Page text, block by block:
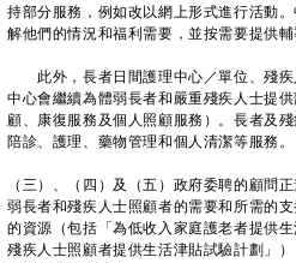
持部分服務，例如改以網上形式進行活動
解他們的情況和福利需要，並按需要提供輔
此外，長者日間護理中心／單位、殘疾
中心會繼續為體弱長者和嚴重殘疾人士提
顧、康復服務及個人照顧服務）。長者及
陪診、護理、藥物管理和個人清潔等服務。
（三）、（四）及（五）政府委聘的顧問
弱長者和殘疾人士照顧者的需要和所需的
的資源（包括「為低收入家庭護老者提供
殘疾人士照顧者提供生活津貼試驗計劃」